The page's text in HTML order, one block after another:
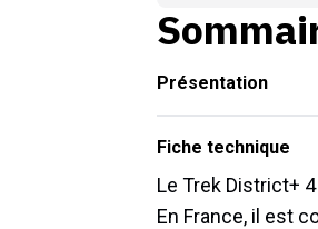
Présentation
Fiche technique
Le Trek District+
En France, il est